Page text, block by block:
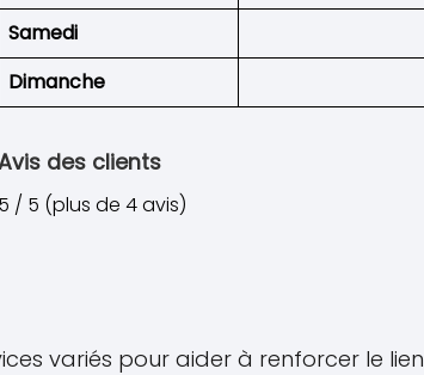
Samedi
Dimanche
des clients
5 / 5 (plus de 4 avis)
variés pour aider à renforcer le lien